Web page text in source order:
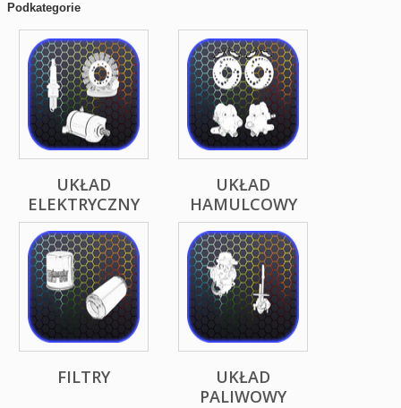
Podkategorie
UKŁAD
ELEKTRYCZNY
UKŁAD
HAMULCOWY
FILTRY
UKŁAD
PALIWOWY